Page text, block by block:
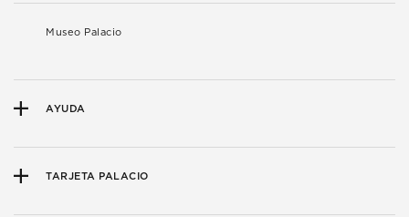
Museo Palacio
AYUDA
TARJETA PALACIO